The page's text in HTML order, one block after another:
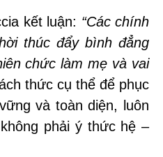
kết luận: “Các chính
thúc đẩy bình đẳng
chức làm mẹ và vai
thức cụ thể để phục
và toàn diện, luôn
phải ý thức hệ –